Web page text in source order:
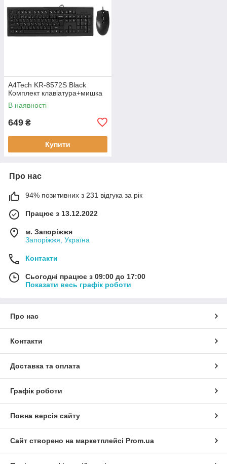
A4Tech KR-8572S Black
Комплект клавіатура+мишка
В наявності
649 ₴
Купити
Про нас
94% позитивних з 231 відгука за рік
Працює з 13.12.2022
м. Запоріжжя
Запоріжжя, Україна
Контакти
Сьогодні працює з 09:00 до 17:00
Показати весь графік роботи
Про нас
Контакти
Доставка та оплата
Графік роботи
Повна версія сайту
Сайт створено на маркетплейсі Prom.ua